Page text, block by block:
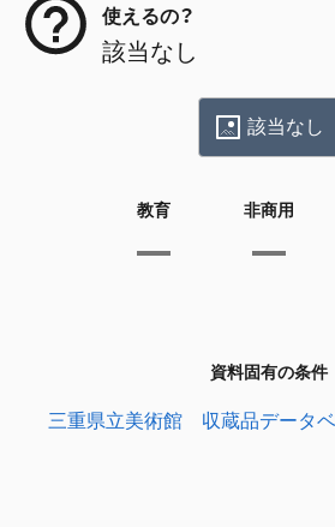
使えるの？
該当なし
該当なし
教育 非商用
資料固有の条件
三重県立美術館 収蔵品データ